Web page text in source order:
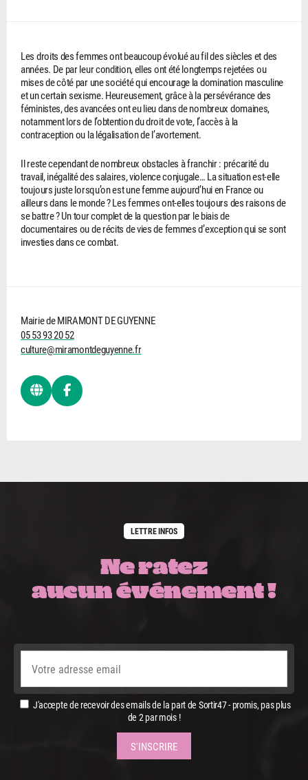
Les droits des femmes ont beaucoup évolué au fil des siècles et des
années. De par leur condition, elles ont été longtemps rejetées ou
mises de côté par une société qui encourage la domination masculine
et un certain sexisme. Heureusement, grâce à la persévérance des
féministes, des avancées ont eu lieu dans de nombreux domaines,
notamment lors de l’obtention du droit de vote, l’accès à la
contraception ou la légalisation de l’avortement.
Il reste cependant de nombreux obstacles à franchir : précarité du
travail, inégalité des salaires, violence conjugale… La situation est-elle
toujours juste lorsqu’on est une femme aujourd’hui en France ou
ailleurs dans le monde ? Les femmes ont-elles toujours des raisons de
se battre ? Un tour complet de la question par le biais de
documentaires ou de récits de vies de femmes d’exception qui se sont
investies dans ce combat.
Mairie de MIRAMONT DE GUYENNE
05 53 93 20 52
culture@miramontdeguyenne.fr
LETTRE INFOS
Ne ratez
aucun événement !
J'accepte de recevoir des emails de la part de Sortir47 - promis, pas plus
de 2 par mois !